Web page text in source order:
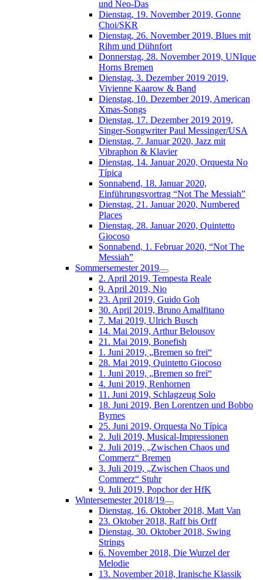
und Neo-Das
Dienstag, 19. November 2019, Gonne
Choi/SKR
Dienstag, 26. November 2019, Blues mit
Rihm und Dühnfort
Donnerstag, 28. November 2019, UNIque
Horns Bremen
Dienstag, 3. Dezember 2019 2019,
Vivienne Kaarow & Band
Dienstag, 10. Dezember 2019, American
Xmas-Songs
Dienstag, 17. Dezember 2019 2019,
Singer-Songwriter Paul Messinger/USA
Dienstag, 7. Januar 2020, Jazz mit
Vibraphon & Klavier
Dienstag, 14. Januar 2020, Orquesta No
Típica
Sonnabend, 18. Januar 2020,
Einführungsvortrag “Not The Messiah”
Dienstag, 21. Januar 2020, Numbered
Places
Dienstag, 28. Januar 2020, Quintetto
Giocoso
Sonnabend, 1. Februar 2020, “Not The
Messiah”
Sommersemester 2019
2. April 2019, Tempesta Reale
9. April 2019, Nio
23. April 2019, Guido Goh
30. April 2019, Bruno Amalfitano
7. Mai 2019, Ulrich Busch
14. Mai 2019, Arthur Belousov
21. Mai 2019, Bonefish
1. Juni 2019, „Bremen so frei“
28. Mai 2019, Quintetto Giocoso
1. Juni 2019, „Bremen so frei“
4. Juni 2019, Renhornen
11. Juni 2019, Schlagzeug Solo
18. Juni 2019, Ben Lorentzen und Bobbo
Byrnes
25. Juni 2019, Orquesta No Típica
2. Juli 2019, Musical-Impressionen
2. Juli 2019, „Zwischen Chaos und
Commerz“ Bremen
3. Juli 2019, „Zwischen Chaos und
Commerz“ Stuhr
9. Juli 2019, Popchor der HfK
Wintersemester 2018/19
Dienstag, 16. Oktober 2018, Matt Van
23. Oktober 2018, Raff bis Orff
Dienstag, 30. Oktober 2018, Swing
Strings
6. November 2018, Die Wurzel der
Melodie
13. November 2018, Iranische Klassik